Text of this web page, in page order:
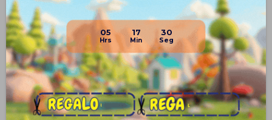
05 17 29
Pizarra Tabla Magnética +
Marcador + Imanes Fútbol
$ 490 $ 599 18
$ 368
$ 417
$ 441
Disponible PickUp
Spikeball Juego De Pelota
Playa - Modelo Verano!
$ 1.190 $ 1.590
$ 893
$ 1.012
$
1.071